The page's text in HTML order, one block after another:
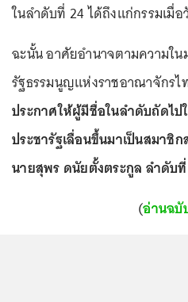
ในลำดับที่ 24 ได้ถึงแก่กรรมเมื่
ฉะนั้น อาศัยอำนาจตามความใน
รัฐธรรมนูญแห่งราชอาณาจักร
ประกาศให้ผู้มีชื่อในลำดับถัดไ
ประชารัฐเลื่อนขึ้นมาเป็นสมา
นายสุพร ดนัยตั้งตระกูล ลำดับ
(อ่านฉบั